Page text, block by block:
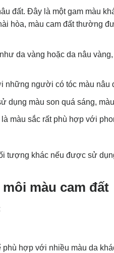
đất. Đây là một gam màu
hòa, màu cam đất thường
da vàng hoặc da nâu
những người có tóc màu nâu
dụng màu son quá sáng,
là màu sắc rất phù hợp với
tượng khác nếu được sử
màu cam đất
phù hợp với nhiều màu da